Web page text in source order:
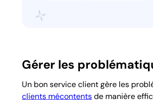
Gérer les
Un bon service client gère les
clients mécontentsde manière